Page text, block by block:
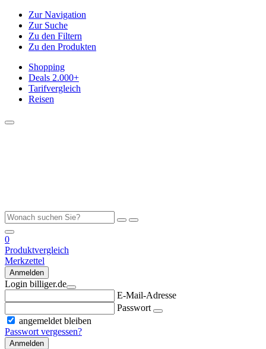
Zur Navigation
Zur Suche
Zu den Filtern
Zu den Produkten
Shopping
Deals 2.000+
Tarifvergleich
Reisen
0
Produktvergleich
Merkzettel
Anmelden
Login billiger.de
E-Mail-Adresse
Passwort
angemeldet bleiben
Passwort vergessen?
Anmelden